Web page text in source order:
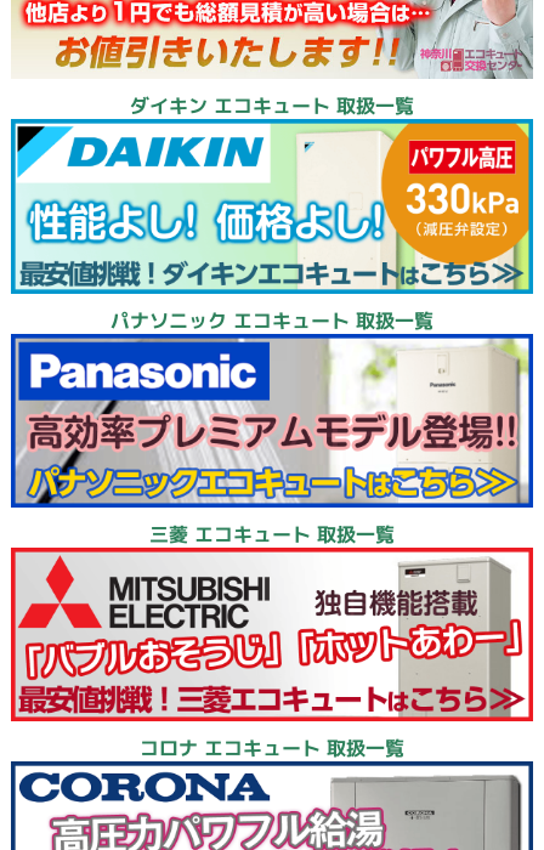
ダイキン エコキュート 取扱一覧
パナソニック エコキュート 取扱一覧
三菱 エコキュート 取扱一覧
コロナ エコキュート 取扱一覧